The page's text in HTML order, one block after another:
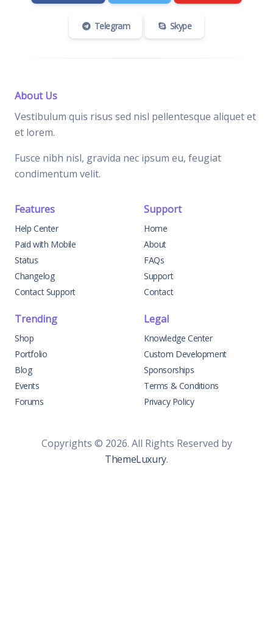
Telegram Skype
About Us
Vestibulum quis risus sed nisl pellentesque aliquet et
et lorem.
Fusce nibh nisl, gravida nec ipsum eu, feugiat
condimentum velit.
Features
Help Center
Paid with Mobile
Status
Changelog
Contact Support
Support
Home
About
FAQs
Support
Contact
Trending
Shop
Portfolio
Blog
Events
Forums
Legal
Knowledge Center
Custom Development
Sponsorships
Terms & Conditions
Privacy Policy
Copyrights © 2026. All Rights Reserved by
ThemeLuxury.